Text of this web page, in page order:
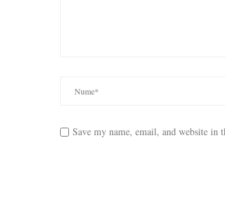
Save my name, email, and website